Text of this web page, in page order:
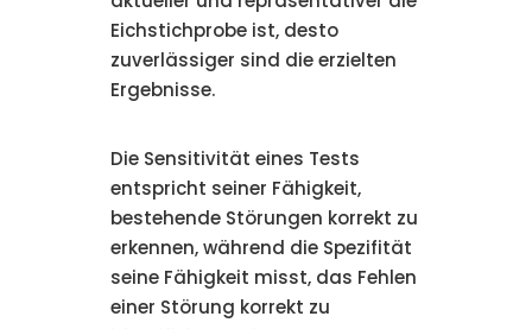
Eichstichprobe ist, desto
zuverlässiger sind die erzielten
Ergebnisse.
Die Sensitivität eines Tests
entspricht seiner Fähigkeit,
bestehende Störungen korrekt zu
erkennen, während die Spezifität
seine Fähigkeit misst, das Fehlen
einer Störung korrekt zu